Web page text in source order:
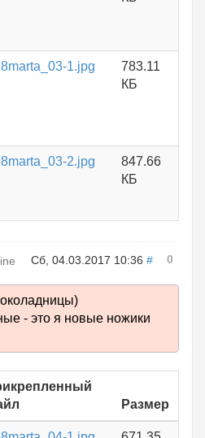
8marta_03-1.jpg
783.11
КБ
8marta_03-2.jpg
847.66
КБ
Сб, 04.03.2017 10:36 # 0
- это я новые ножики
Размер